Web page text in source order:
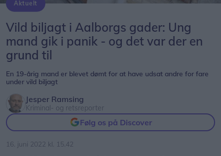
Aktuelt
Vild biljagt i Aalborgs gader: Ung
mand gik i panik - og det var der en
grund til
En 19-årig mand er blevet dømt for at have udsat andre for fare
under vild biljagt
Jesper Ramsing
Kriminal- og retsreporter
Følg os på Discover
16. juni 2022 kl. 15.42